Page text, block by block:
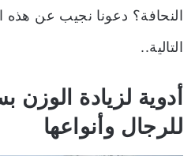
النحافة؟ دعونا نجيب عن هذه
التالية..
أدوية لزيادة الوزن
للرجال وأنواعها